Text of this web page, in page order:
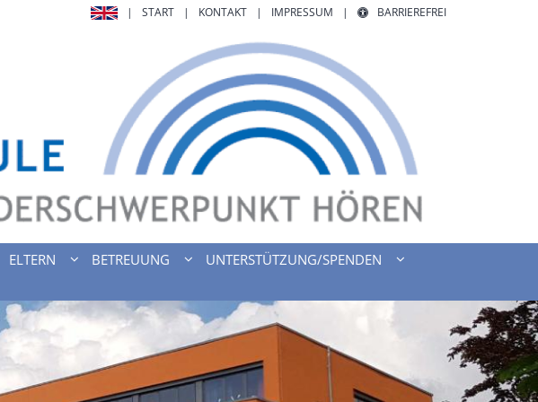
START KONTAKT IMPRESSUM BARRIEREFREI
ELTERN BETREUUNG
UNTERSTÜTZUNG/SPENDEN